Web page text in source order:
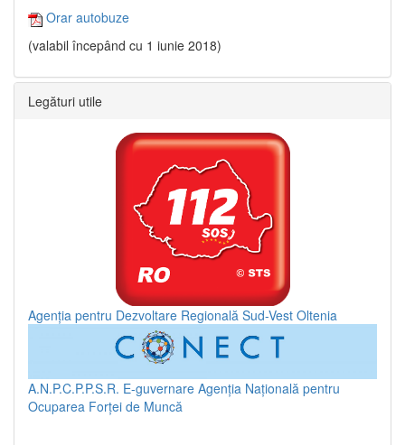
Orar autobuze
(valabil începând cu 1 iunie 2018)
Legături utile
Agenția pentru Dezvoltare Regională Sud-Vest Oltenia
A.N.P.C.P.P.S.R. E-guvernare Agenția Națională pentru
Ocuparea Forței de Muncă